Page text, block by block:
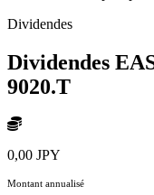
Dividendes
Dividendes
9020.T
0,00 JPY
Montant annualisé